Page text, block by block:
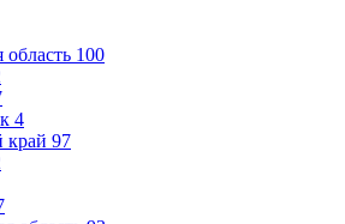
100
4
край 97